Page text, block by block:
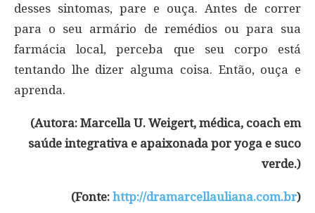
desses sintomas, pare e ouça. Antes de correr
para o seu armário de remédios ou para sua
farmácia local, perceba que seu corpo está
tentando lhe dizer alguma coisa. Então, ouça e
aprenda.
(Autora: Marcella U. Weigert, médica, coach em
saúde integrativa e apaixonada por yoga e suco
verde.)
(Fonte: http://dramarcellauliana.com.br)